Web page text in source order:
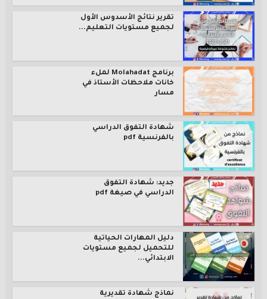
تقرير نتائج الأسدوس الأول
لجميع مستويات التعليم...
برنامج Molahadat لملء
خانات ملاحظات الأستاذ في
مسار
شهادة التفوق الدراسي
بالفرنسية pdf
جديد: شهادة التفوق
الدراسي في صيغة pdf
دليل المهارات الحياتية
للتحميل لجميع مستويات
الابتدائي...
نماذج شهادة تقديرية